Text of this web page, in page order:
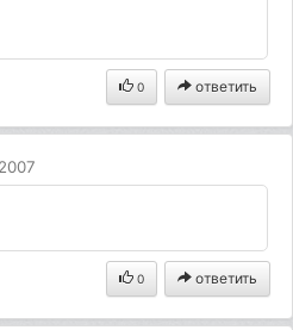
0 ответить
0 ответить